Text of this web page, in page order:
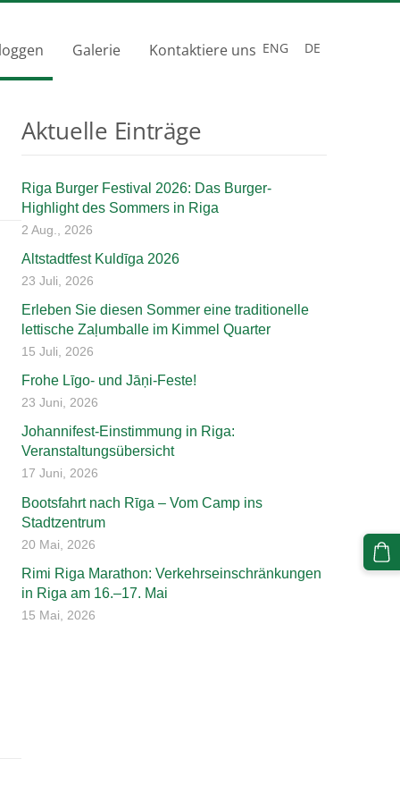
Galerie Kontaktiere uns ENG DE
Aktuelle Einträge
Riga Burger Festival 2026: Das Burger-
Highlight des Sommers in Riga
2 Aug., 2026
Altstadtfest Kuldīga 2026
23 Juli, 2026
Erleben Sie diesen Sommer eine traditionelle
lettische Zaļumballe im Kimmel Quarter
15 Juli, 2026
Frohe Līgo- und Jāņi-Feste!
23 Juni, 2026
Johannifest-Einstimmung in Riga:
Veranstaltungsübersicht
17 Juni, 2026
Bootsfahrt nach Rīga – Vom Camp ins
Stadtzentrum
20 Mai, 2026
Rimi Riga Marathon: Verkehrseinschränkungen
in Riga am 16.–17. Mai
15 Mai, 2026